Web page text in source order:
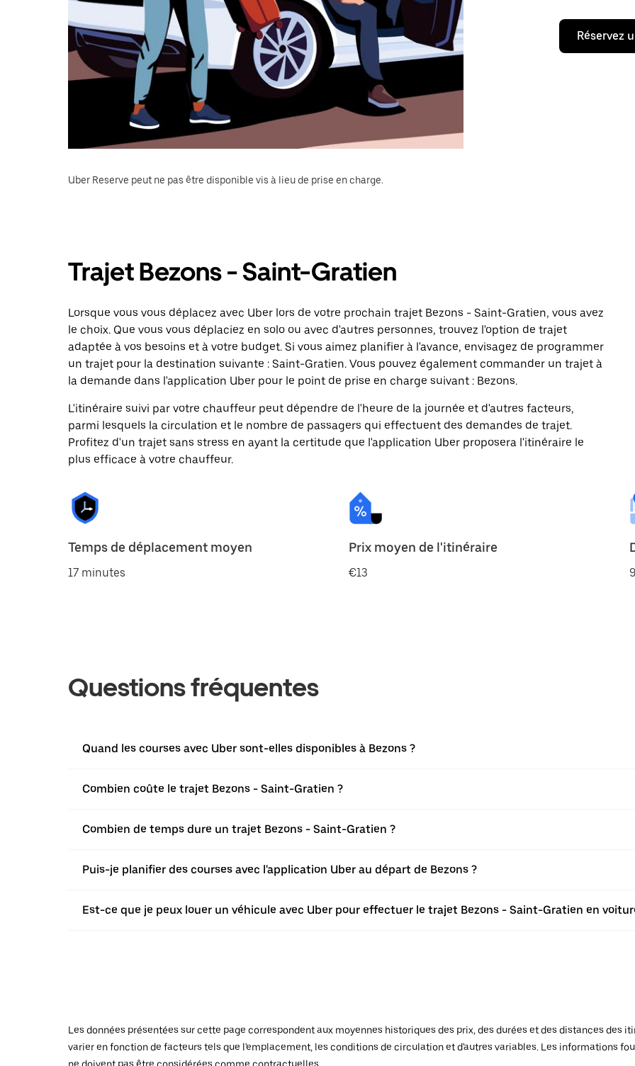
Réservez
Uber Reserve peut ne pas être disponible vis à lieu de prise en charge.
Trajet Bezons - Saint-Gratien
Lorsque vous vous déplacez avec Uber lors de votre prochain trajet Bezons - Saint-Gratien, vous avez
le choix. Que vous vous déplaciez en solo ou avec d'autres personnes, trouvez l'option de trajet
adaptée à vos besoins et à votre budget. Si vous aimez planifier à l'avance, envisagez de programmer
un trajet pour la destination suivante : Saint-Gratien. Vous pouvez également commander un trajet à
la demande dans l'application Uber pour le point de prise en charge suivant : Bezons.
L'itinéraire suivi par votre chauffeur peut dépendre de l'heure de la journée et d'autres facteurs,
parmi lesquels la circulation et le nombre de passagers qui effectuent des demandes de trajet.
Profitez d'un trajet sans stress en ayant la certitude que l'application Uber proposera l'itinéraire le
plus efficace à votre chauffeur.
Temps de déplacement moyen
17 minutes
Prix moyen de l'itinéraire
€13
Questions fréquentes
Quand les courses avec Uber sont-elles disponibles à Bezons ?
Combien coûte le trajet Bezons - Saint-Gratien ?
Combien de temps dure un trajet Bezons - Saint-Gratien ?
Puis-je planifier des courses avec l'application Uber au départ de Bezons ?
Est-ce que je peux louer un véhicule avec Uber pour effectuer le trajet Bezons - Saint-Gratien en
Les données présentées sur cette page correspondent aux moyennes historiques des prix, des durées et des distances des
varier en fonction de facteurs tels que l'emplacement, les conditions de circulation et d'autres variables. Les informations